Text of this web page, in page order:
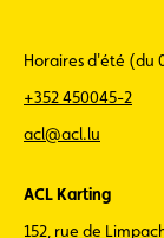
Horaires d'été (du
+352 450045-2
acl@acl.lu
ACL Karting
152, rue de